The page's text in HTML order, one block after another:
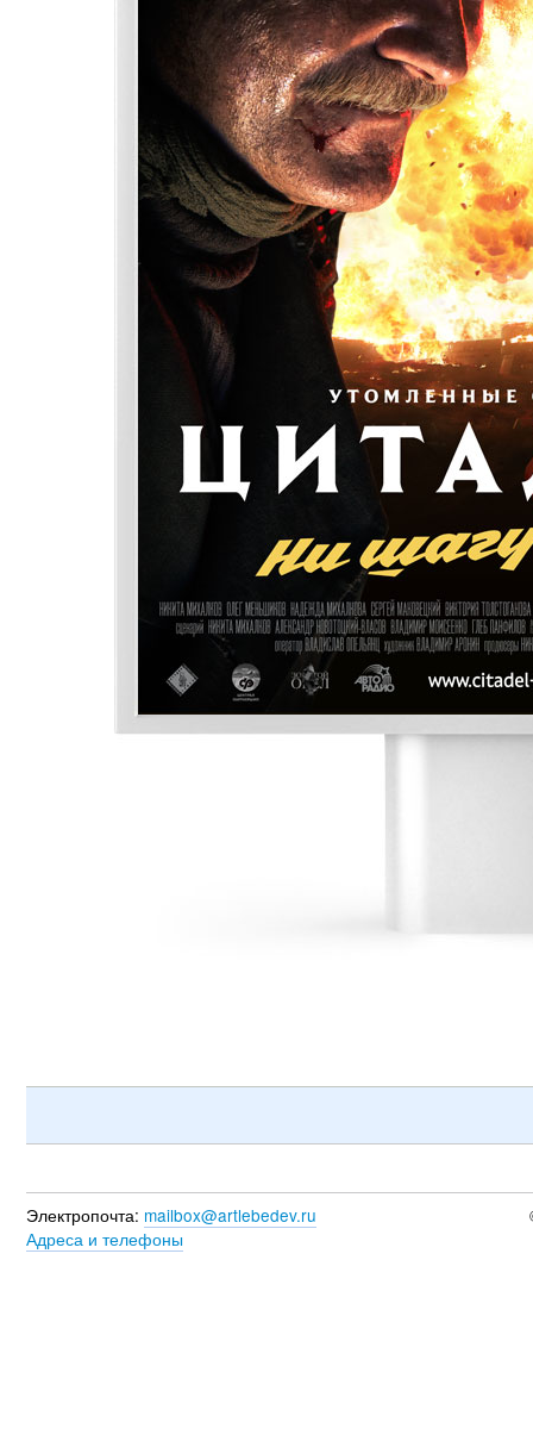
Электропочта: mailbox@artlebedev.ru
Адреса и телефоны